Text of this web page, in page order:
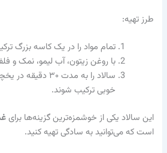
طرز تهیه:
تمام مواد را در یک کاسه بزرگ
با روغن زیتون، آب لیمو، نمک و
سالاد را به مدت
خوبی ترکیب شوند.
این سالاد یکی از خوشمزه‌ترین گزینه‌ها برای
است که می‌توانید به سادگی تهیه کنید.